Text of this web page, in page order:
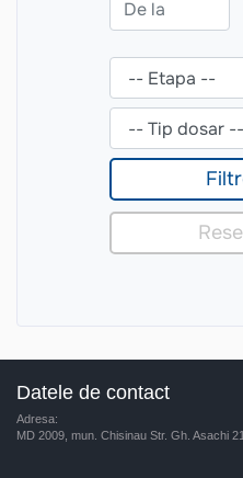
Datele de contact
Adresa:
MD 2009, mun. Chisinau Str. Gh. Asachi 21